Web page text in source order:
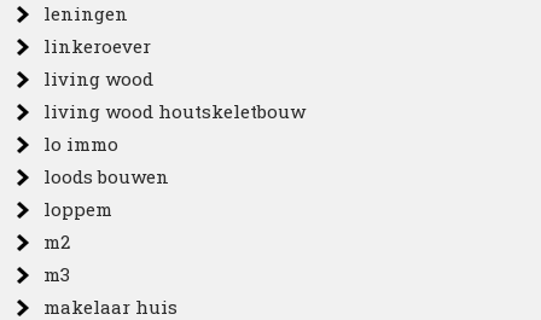
leningen
linkeroever
living wood
living wood houtskeletbouw
lo immo
loods bouwen
loppem
m2
m3
makelaar huis